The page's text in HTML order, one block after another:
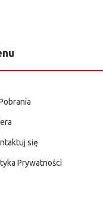
się
Prywatności